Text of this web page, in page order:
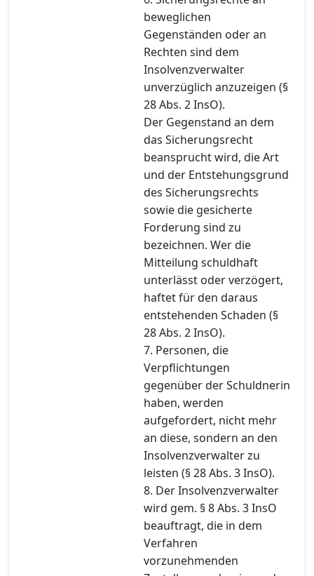
beweglichen
Gegenständen oder an
Rechten sind dem
Insolvenzverwalter
unverzüglich anzuzeigen (§
28 Abs. 2 InsO).
Der Gegenstand an dem
das Sicherungsrecht
beansprucht wird, die Art
und der Entstehungsgrund
des Sicherungsrechts
sowie die gesicherte
Forderung sind zu
bezeichnen. Wer die
Mitteilung schuldhaft
unterlässt oder verzögert,
haftet für den daraus
entstehenden Schaden (§
28 Abs. 2 InsO).
7. Personen, die
Verpflichtungen
gegenüber der Schuldnerin
haben, werden
aufgefordert, nicht mehr
an diese, sondern an den
Insolvenzverwalter zu
leisten (§ 28 Abs. 3 InsO).
8. Der Insolvenzverwalter
wird gem. § 8 Abs. 3 InsO
beauftragt, die in dem
Verfahren
vorzunehmenden